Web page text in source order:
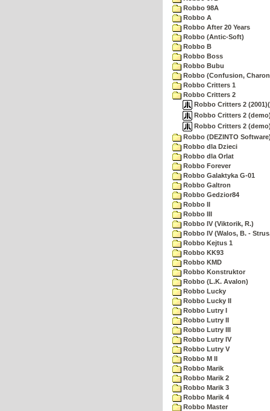
Robbo 98A
Robbo A
Robbo After 20 Years
Robbo (Antic-Soft)
Robbo B
Robbo Boss
Robbo Bubu
Robbo (Confusion,
Robbo Critters 1
Robbo Critters 2
Robbo Critters 2
Robbo Critters 2
Robbo Critters 2
Robbo (DEZINTO
Robbo dla Dzieci
Robbo dla Orlat
Robbo Forever
Robbo Galaktyka G-01
Robbo Galtron
Robbo Gedzior84
Robbo II
Robbo III
Robbo IV (Viktorik, R.)
Robbo IV (Walos, B. -
Robbo Kejtus 1
Robbo KK93
Robbo KMD
Robbo Konstruktor
Robbo (L.K. Avalon)
Robbo Lucky
Robbo Lucky II
Robbo Lutry I
Robbo Lutry II
Robbo Lutry III
Robbo Lutry IV
Robbo Lutry V
Robbo M II
Robbo Marik
Robbo Marik 2
Robbo Marik 3
Robbo Marik 4
Robbo Master